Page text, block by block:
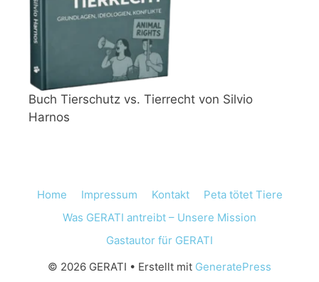
Buch Tierschutz vs. Tierrecht von Silvio
Harnos
Home Impressum Kontakt
Peta tötet Tiere
Was GERATI antreibt – Unsere Mission
Gastautor für GERATI
© 2026 GERATI • Erstellt mit GeneratePress